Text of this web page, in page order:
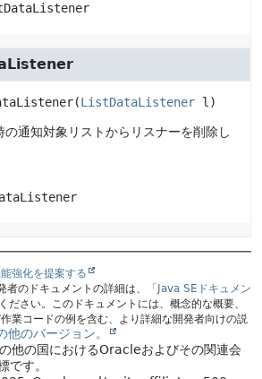
(ListDataListener l)
通知対象リストからリスナーを削除し
強化を提案する
のドキュメントの詳細は、
「Java SEドキュメン
ださい。このドキュメントには、概念的な概要、
業コードの例を含む、より詳細な開発者向けの説
他のバージョン。
他の国におけるOracleおよびその関連会
です。